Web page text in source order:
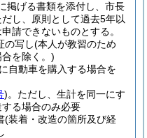
掲げる書類を添付し、市長
だし、原則として過去5年以
請できないものとする。
の写し(本人が教習のため
を除く。)
自動車を購入する場合を
)。 ただし、生計を同一にす
る場合のみ必要
(装着・改造の箇所及び経